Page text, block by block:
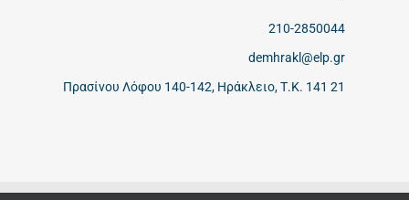
210-2850044
demhrakl@elp.gr
Πρασίνου Λόφου 140-142, Ηράκλειο, Τ.Κ. 141 21